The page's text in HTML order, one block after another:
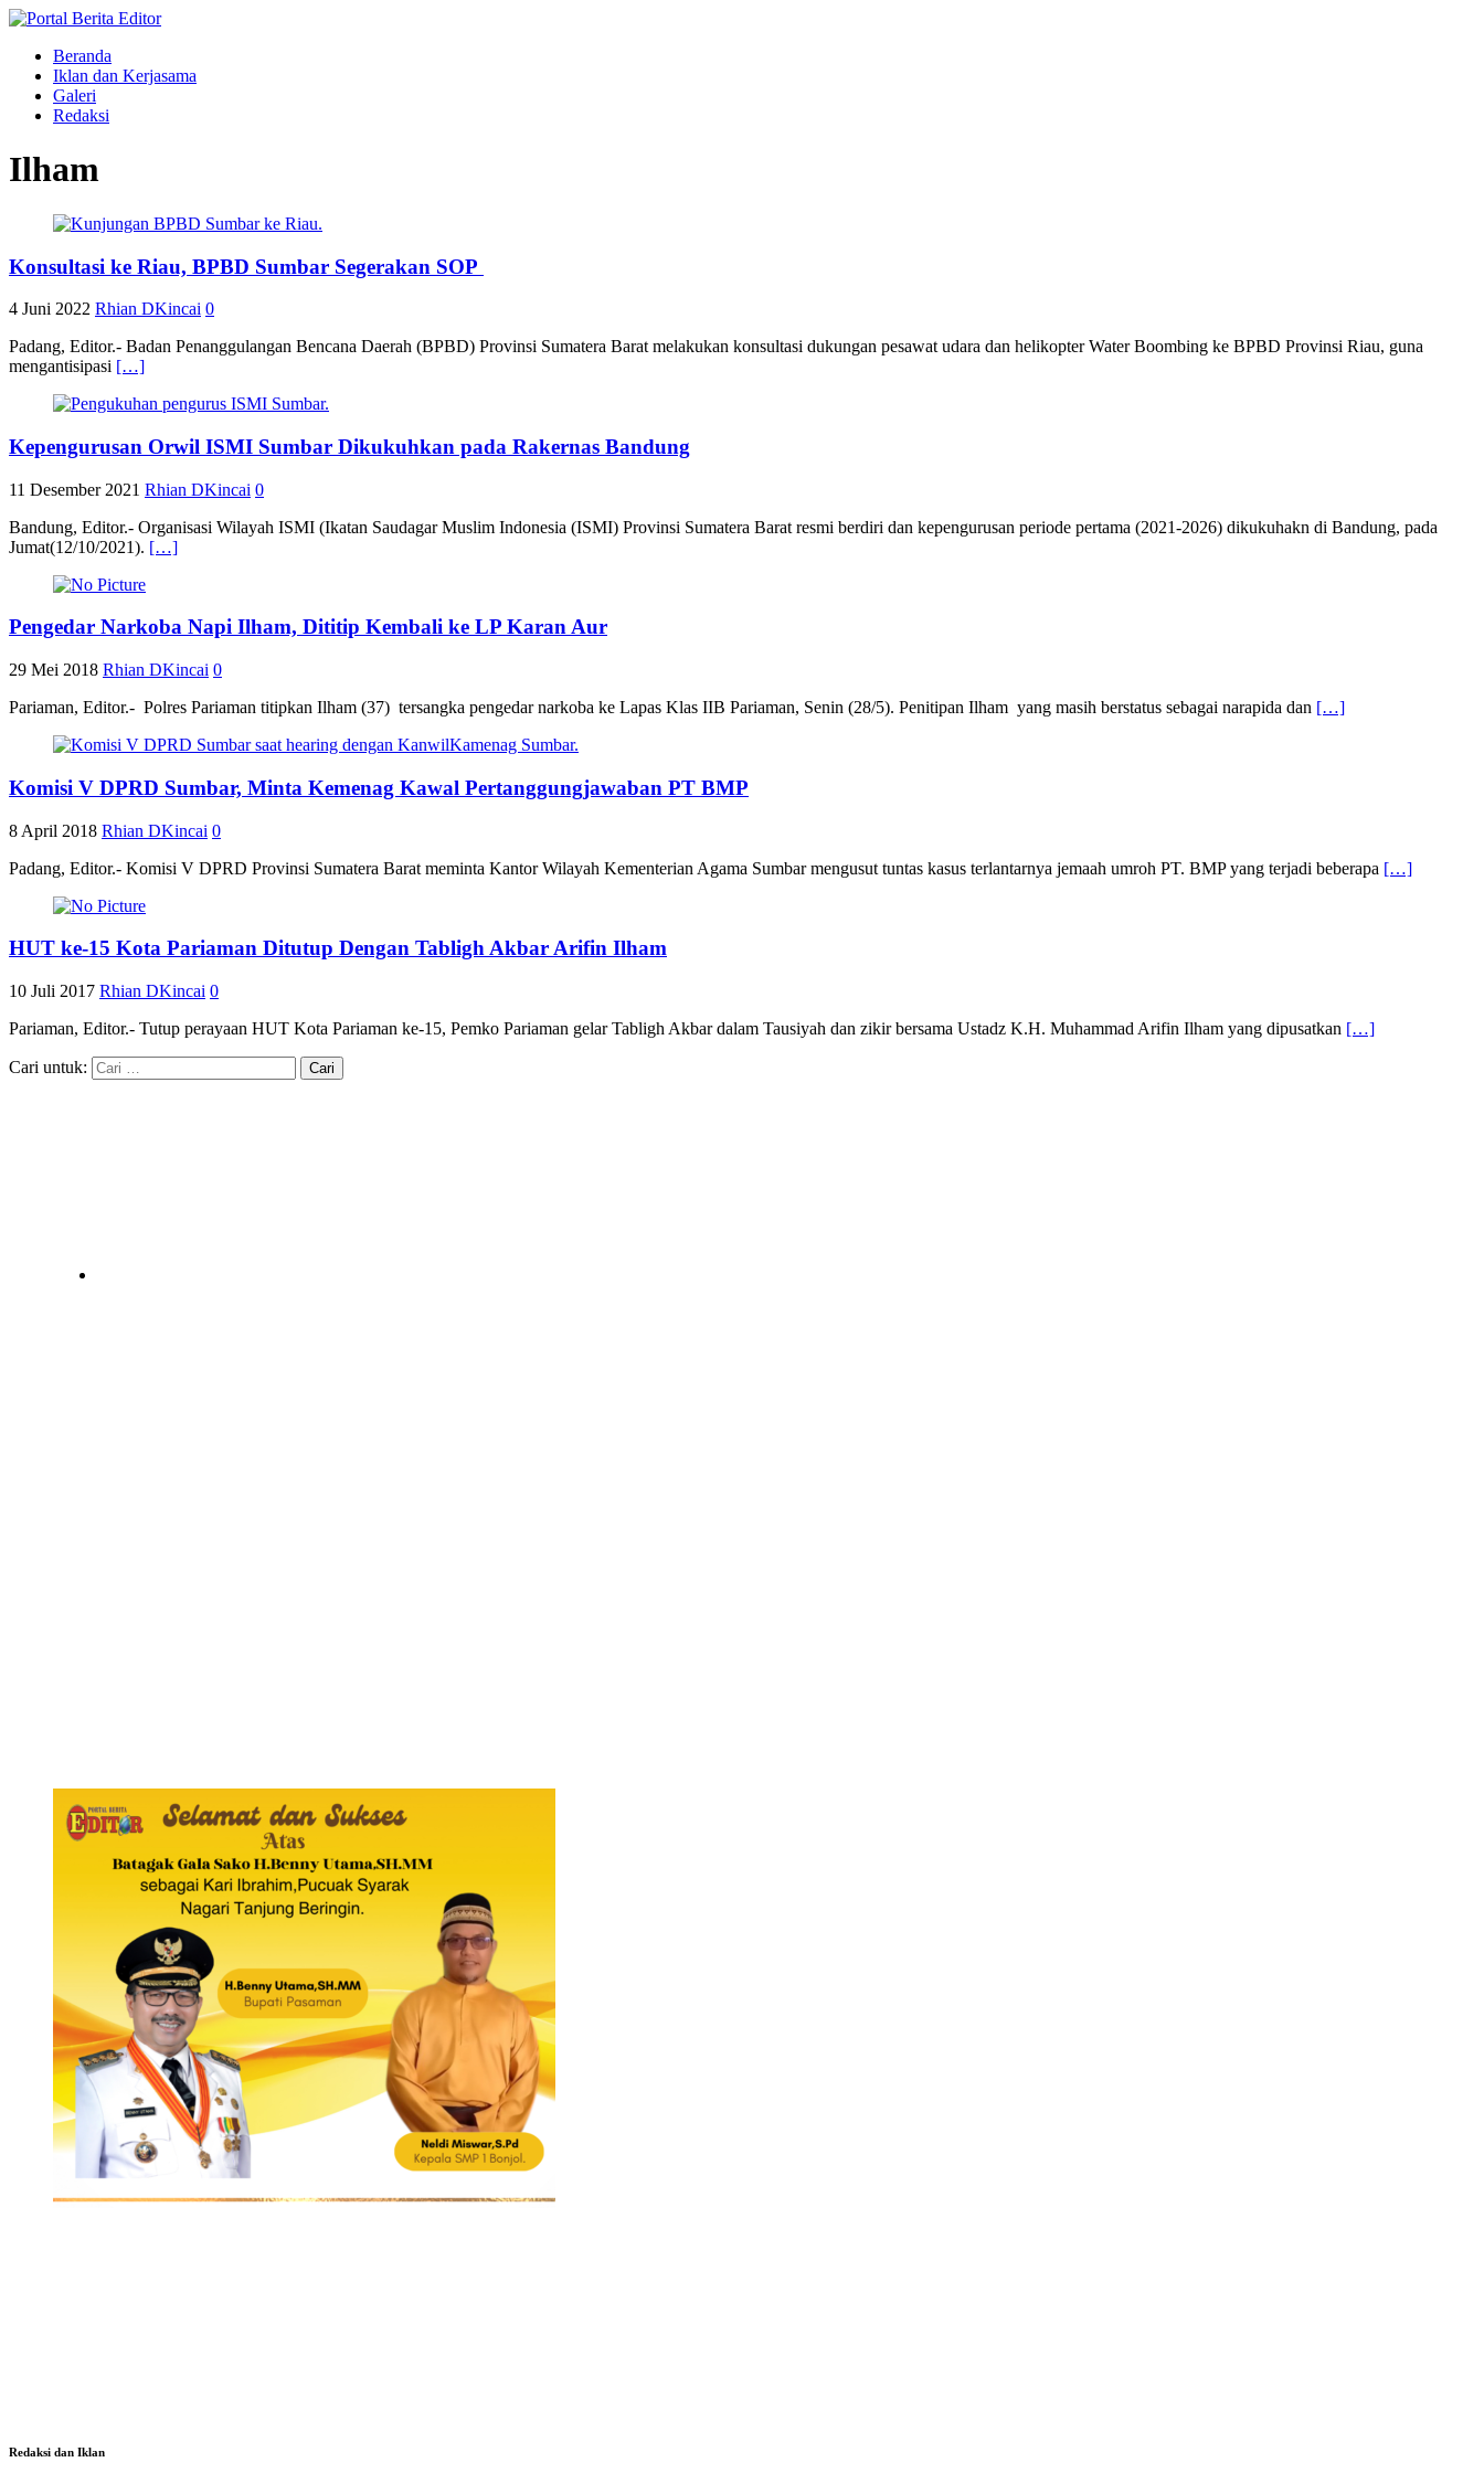
Beranda
Iklan dan Kerjasama
Galeri
Redaksi
Ilham
Konsultasi ke Riau, BPBD Sumbar Segerakan SOP
4 Juni 2022 Rhian DKincai 0
Padang, Editor.- Badan Penanggulangan Bencana Daerah (BPBD) Provinsi Sumatera Barat melakukan konsultasi dukungan pesawat udara dan helikopter Water Boombing ke BPBD Provinsi Riau, guna
mengantisipasi […]
Kepengurusan Orwil ISMI Sumbar Dikukuhkan pada Rakernas Bandung
11 Desember 2021 Rhian DKincai 0
Bandung, Editor.- Organisasi Wilayah ISMI (Ikatan Saudagar Muslim Indonesia (ISMI) Provinsi Sumatera Barat resmi berdiri dan kepengurusan periode pertama (2021-2026) dikukuhakn di Bandung, pada
Jumat(12/10/2021). […]
Pengedar Narkoba Napi Ilham, Dititip Kembali ke LP Karan Aur
29 Mei 2018 Rhian DKincai 0
Pariaman, Editor.- Polres Pariaman titipkan Ilham (37) tersangka pengedar narkoba ke Lapas Klas IIB Pariaman, Senin (28/5). Penitipan Ilham yang masih berstatus sebagai narapida dan […]
Komisi V DPRD Sumbar, Minta Kemenag Kawal Pertanggungjawaban PT BMP
8 April 2018 Rhian DKincai 0
Padang, Editor.- Komisi V DPRD Provinsi Sumatera Barat meminta Kantor Wilayah Kementerian Agama Sumbar mengusut tuntas kasus terlantarnya jemaah umroh PT. BMP yang terjadi beberapa […]
HUT ke-15 Kota Pariaman Ditutup Dengan Tabligh Akbar Arifin Ilham
10 Juli 2017 Rhian DKincai 0
Pariaman, Editor.- Tutup perayaan HUT Kota Pariaman ke-15, Pemko Pariaman gelar Tabligh Akbar dalam Tausiyah dan zikir bersama Ustadz K.H. Muhammad Arifin Ilham yang dipusatkan […]
Cari untuk:
Redaksi dan Iklan